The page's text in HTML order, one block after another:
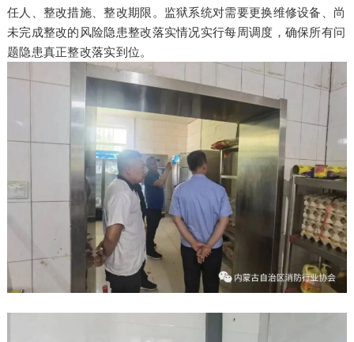
任人、整改措施、整改期限。监狱系统对需要更换维修设备、尚
未完成整改的风险隐患整改落实情况实行每周调度，确保所有问
题隐患真正整改落实到位。